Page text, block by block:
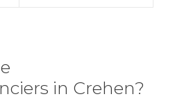
in Crehen?